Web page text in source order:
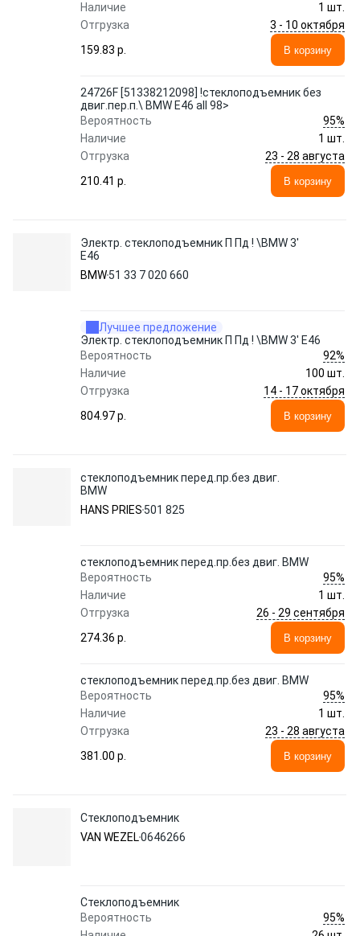
Наличие
1 шт.
Отгрузка
3 - 10 октября
159.83 p.
В корзину
24726F [51338212098] !стеклоподъемник без
двиг.пер.п.\ BMW E46 all 98>
Вероятность
95%
Наличие
1 шт.
Отгрузка
23 - 28 августа
210.41 p.
В корзину
Электр. стеклоподъемник П Пд ! \BMW 3'
E46
BMW51 33 7 020 660
Лучшее предложение
Электр. стеклоподъемник П Пд ! \BMW 3' E46
Вероятность
92%
Наличие
100 шт.
Отгрузка
14 - 17 октября
804.97 p.
В корзину
стеклоподъемник перед.пр.без двиг.
BMW
HANS PRIES 501 825
стеклоподъемник перед.пр.без двиг. BMW
Вероятность
95%
Наличие
1 шт.
Отгрузка
26 - 29 сентября
274.36 p.
В корзину
стеклоподъемник перед.пр.без двиг. BMW
Вероятность
95%
Наличие
1 шт.
Отгрузка
23 - 28 августа
381.00 p.
В корзину
Стеклоподъемник
VAN WEZEL0646266
Стеклоподъемник
Вероятность
95%